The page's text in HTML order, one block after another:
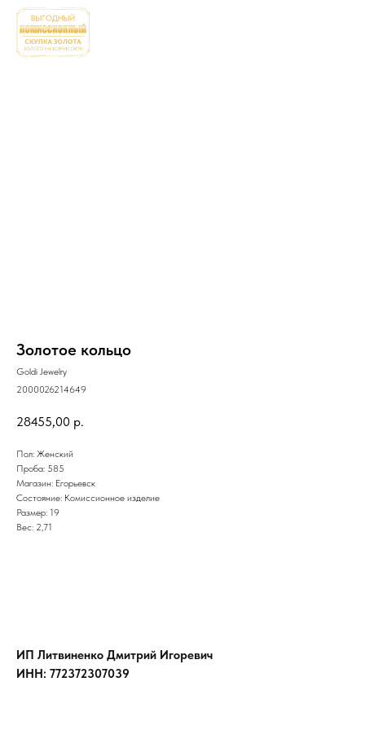
Золотое кольцо
Goldi Jewelry
2000026214649
28455,00 р.
Пол: Женский
Проба: 585
Магазин: Егорьевск
Состояние: Комиссионное изделие
Размер: 19
Вес: 2,71
ИП Литвиненко Дмитрий Игоревич
ИНН: 772372307039